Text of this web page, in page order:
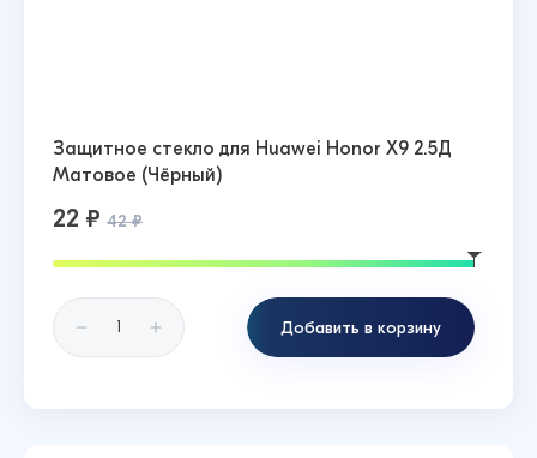
Защитное стекло для Huawei Honor X9 2.5Д
Матовое (Чёрный)
22 ₽ 42 ₽
Добавить в корзину